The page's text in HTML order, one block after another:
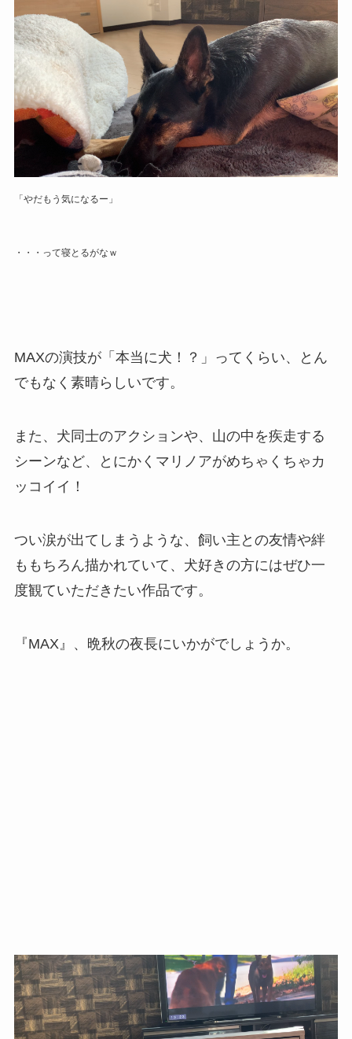
「やだもう気になるー」
・・・って寝とるがなｗ
MAXの演技が「本当に犬！？」ってくらい、とん
でもなく素晴らしいです。
また、犬同士のアクションや、山の中を疾走する
シーンなど、とにかくマリノアがめちゃくちゃカ
ッコイイ！
つい涙が出てしまうような、飼い主との友情や絆
ももちろん描かれていて、犬好きの方にはぜひ一
度観ていただきたい作品です。
『MAX』、晩秋の夜長にいかがでしょうか。